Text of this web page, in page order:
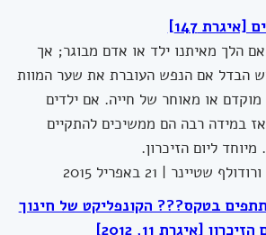
147]
הלך מאיתנו ילד או אדם מבוגר; אך
הבדל אם הנפש העוברת את שער המוות
או מאוחר של חייה. אם ילדים
במידה רבה הם ממשיכים להתקיים
מיוחד ליום הזיכרון.
| 21 באפריל 2015
בטקס??? הקונפליקט של חינוך
[איגרת 11, 2012]